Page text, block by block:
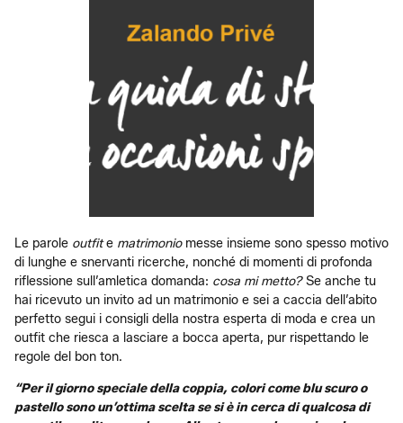
Le parole outfite matrimoniomesse insieme sono spesso motivo
di lunghe e snervanti ricerche, nonché di momenti di profonda
riflessione sull’amletica domanda: cosa mi metto?Se anche tu
hai ricevuto un invito ad un matrimonio e sei a caccia dell’abito
perfetto segui i consigli della nostra esperta di moda e crea un
outfit che riesca a lasciare a bocca aperta, pur rispettando le
regole del bon ton.
“Per il giorno speciale della coppia, colori come blu scuro o
pastello sono un’ottima scelta se si è in cerca di qualcosa di